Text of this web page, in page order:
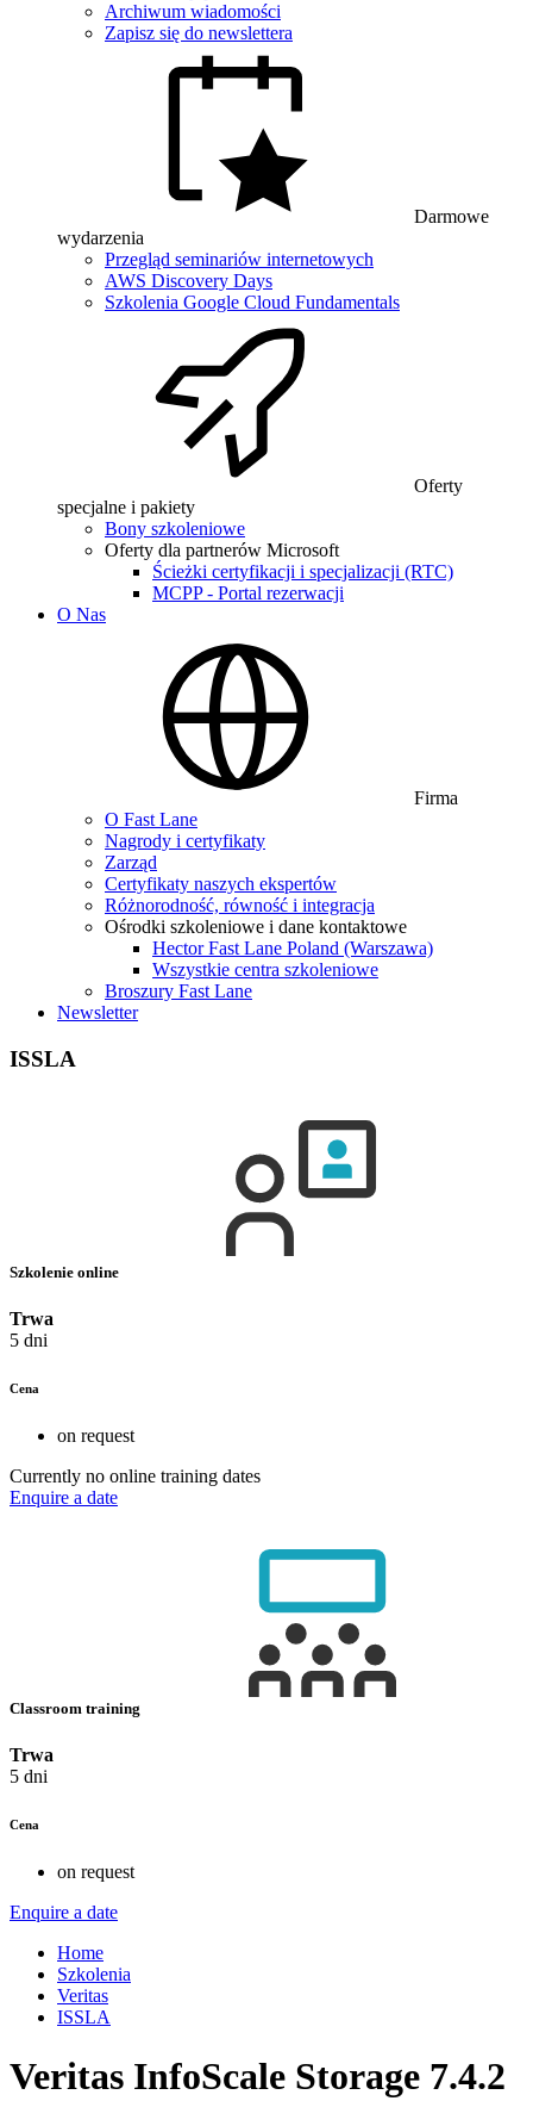
Archiwum wiadomości
Zapisz się do newslettera
Darmowe
wydarzenia
Przegląd seminariów internetowych
AWS Discovery Days
Szkolenia Google Cloud Fundamentals
Oferty
specjalne i pakiety
Bony szkoleniowe
Oferty dla partnerów Microsoft
Ścieżki certyfikacji i specjalizacji (RTC)
MCPP - Portal rezerwacji
O Nas
Firma
O Fast Lane
Nagrody i certyfikaty
Zarząd
Certyfikaty naszych ekspertów
Różnorodność, równość i integracja
Ośrodki szkoleniowe i dane kontaktowe
Hector Fast Lane Poland (Warszawa)
Wszystkie centra szkoleniowe
Broszury Fast Lane
Newsletter
ISSLA
Szkolenie online
Trwa
5 dni
Cena
on request
Currently no online training dates
Enquire a date
Classroom training
Trwa
5 dni
Cena
on request
Enquire a date
Home
Szkolenia
Veritas
ISSLA
Veritas InfoScale Storage 7.4.2